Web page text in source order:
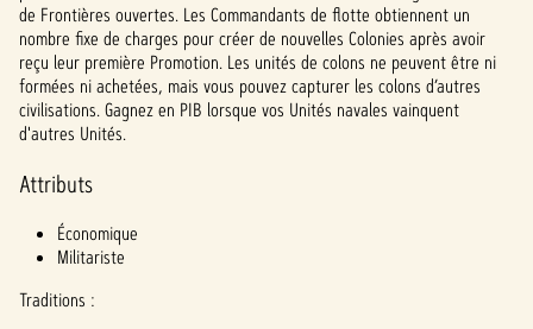
YouTu
beet
le
trans
fert
de
ées
les
serve
de
de Frontières ouvertes. Les Commandants de flotte obtiennent un
nombre fixe de charges pour créer de nouvelles Colonies après avoir
reçu leur première Promotion. Les unités de colons ne peuvent être ni
formées ni achetées, mais vous pouvez capturer les colons d’autres
civilisations. Gagnez en PIB lorsque vos Unités navales vainquent
d'autres Unités.
Attributs
Économique
Militariste
Traditions :